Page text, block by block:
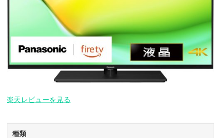
楽天レビューを見る
種類